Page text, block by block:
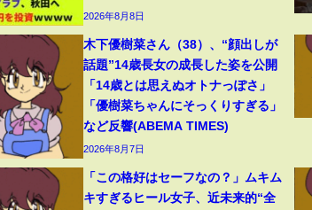
2026年8月8日
木下優樹菜さん（38）、“顔出しが
話題”14歳長女の成長した姿を公開
「14歳とは思えぬオトナっぽさ」
「優樹菜ちゃんにそっくりすぎる」
など反響(ABEMA TIMES)
2026年8月7日
「この格好はセーフなの？」ムキム
キすぎるヒール女子、近未来的“全